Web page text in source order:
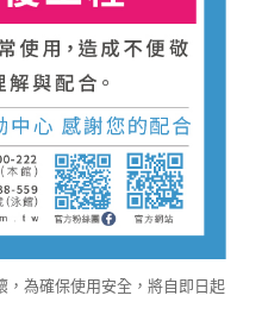
，為確保使用安全，將自即日起